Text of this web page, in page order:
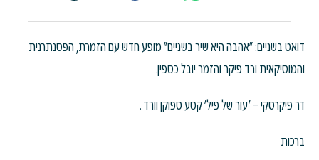
דואט בשניים: "אהבה היא שיר בשניים" מופע חדש עם הזמרת, הפסנתרנית
והמוסיקאית ורד פיקר והזמר יובל כספין.
דר פיקרסקי – 'עור של פיל' קטע ספוקן וורד .
ברכות